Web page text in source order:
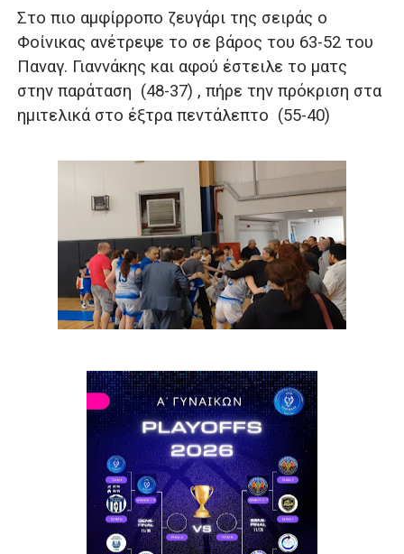
Στο πιο αμφίρροπο ζευγάρι της σειράς ο
Φοίνικας ανέτρεψε το σε βάρος του 63-52 του
Παναγ. Γιαννάκης και αφού έστειλε το ματς
στην παράταση (48-37) , πήρε την πρόκριση στα
ημιτελικά στο έξτρα πεντάλεπτο (55-40)